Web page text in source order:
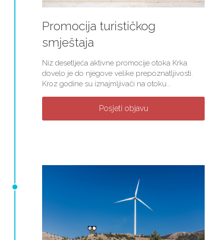
Promocija turističkog
smještaja
Niz desetljeća aktivne promocije otoka Krka
dovelo je do njegove velike prepoznatljivosti.
Kroz godine su iznajmljivači na otoku...
Posjeti objavu